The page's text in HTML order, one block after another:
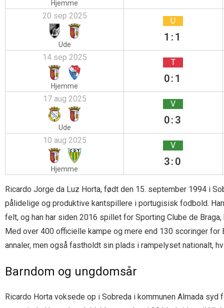
Hjemme
20 sep 2025
Ude
U
1:1
14 sep 2025
Hjemme
T
0:1
17 aug 2025
Ude
V
0:3
10 aug 2025
Hjemme
V
3:0
Ricardo Jorge da Luz Horta, født den 15. september 1994 i
pålidelige og produktive kantspillere i portugisisk fodbold.
felt, og han har siden 2016 spillet for Sporting Clube de
Med over 400 officielle kampe og mere end 130 scoringer
annaler, men også fastholdt sin plads i rampelyset nationalt,
Barndom og ungdomsår
Ricardo Horta voksede op i Sobreda i kommunen Almada